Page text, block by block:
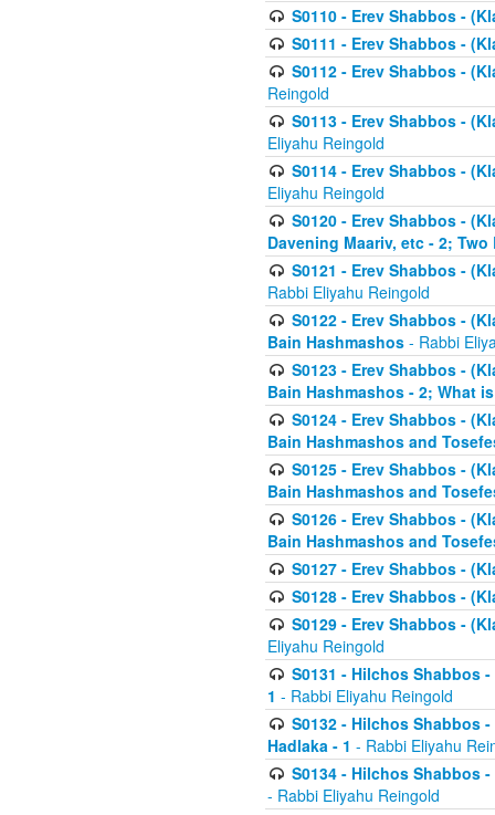
S0110 - Erev Shabbos -
S0111 - Erev Shabbos -
S0112 - Erev Shabbos -
Reingold
S0113 - Erev Shabbos -
Eliyahu Reingold
S0114 - Erev Shabbos -
Eliyahu Reingold
S0120 - Erev Shabbos -
Davening Maariv, etc - 2;
S0121 - Erev Shabbos -
Rabbi Eliyahu Reingold
S0122 - Erev Shabbos -
Bain Hashmashos - Rabbi
S0123 - Erev Shabbos -
Bain Hashmashos - 2; What
S0124 - Erev Shabbos -
Bain Hashmashos and
S0125 - Erev Shabbos -
Bain Hashmashos and
S0126 - Erev Shabbos -
Bain Hashmashos and
S0127 - Erev Shabbos -
S0128 - Erev Shabbos -
S0129 - Erev Shabbos -
Eliyahu Reingold
S0131 - Hilchos Shabbos
1 - Rabbi Eliyahu Reingold
S0132 - Hilchos Shabbos
Hadlaka - 1 - Rabbi Eliyahu
S0134 - Hilchos Shabbos
- Rabbi Eliyahu Reingold